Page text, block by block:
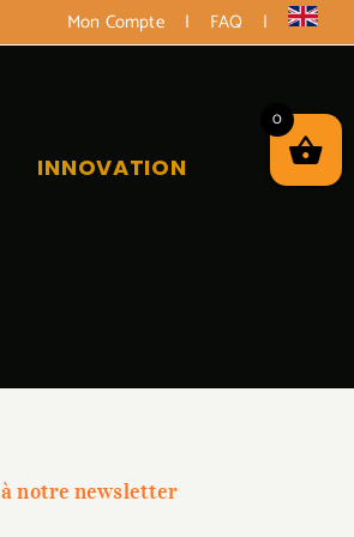
Mon Compte| FAQ |
INNOVATION
notre newsletter
0